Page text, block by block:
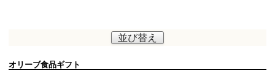
並び替え
オリーブ食品ギフト